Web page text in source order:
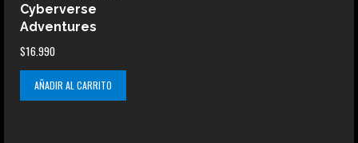
Cyberverse
Adventures
$16.990
AÑADIR AL CARRITO